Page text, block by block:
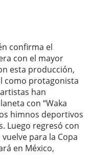
confirma el
con el mayor
esta producción,
como protagonista
han
con “Waka
himnos deportivos
Luego regresó con
vuelve para la Copa
en México,